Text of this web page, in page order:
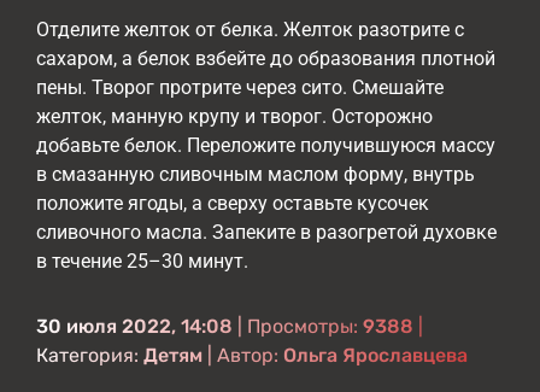
Отделите желток от белка. Желток разотрите с
сахаром, а белок взбейте до образования плотной
пены. Творог протрите через сито. Смешайте
желток, манную крупу и творог. Осторожно
добавьте белок. Переложите получившуюся массу
в смазанную сливочным маслом форму, внутрь
положите ягоды, а сверху оставьте кусочек
сливочного масла. Запеките в разогретой духовке
в течение 25–30 минут.
30 июля 2022, 14:08 | Просмотры: 9388
Категория: Детям | Автор: Ольга Ярославцева